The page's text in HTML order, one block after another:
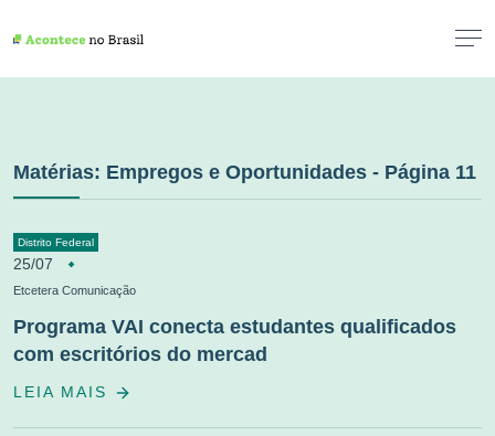
Matérias: Empregos e Oportunidades - Página 11
Distrito Federal
25/07
Etcetera Comunicação
Programa VAI conecta estudantes qualificados
com escritórios do mercad
LEIA MAIS